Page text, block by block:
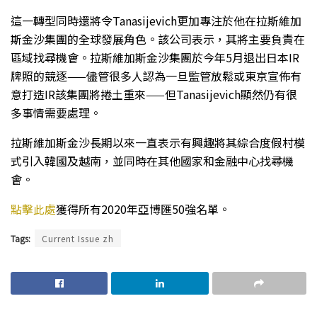
這一轉型同時還將令Tanasijevich更加專注於他在拉斯維加
斯金沙集團的全球發展角色。該公司表示，其將主要負責在
區域找尋機會。拉斯維加斯金沙集團於今年5月退出日本IR
牌照的競逐——儘管很多人認為一旦監管放鬆或東京宣佈有
意打造IR該集團將捲土重來——但Tanasijevich顯然仍有很
多事情需要處理。
拉斯維加斯金沙長期以來一直表示有興趣將其綜合度假村模
式引入韓國及越南，並同時在其他國家和金融中心找尋機
會。
點擊此處獲得所有2020年亞博匯50強名單。
Tags: Current Issue zh